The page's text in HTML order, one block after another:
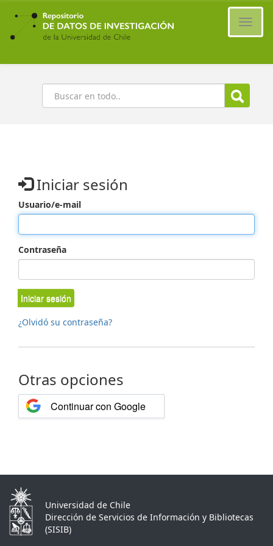
Ir
contenido
principal
Buscar
Iniciar sesión
Usuario/e-mail
Contraseña
Iniciar sesión
¿Olvidó su contraseña?
Otras opciones
Continuar con Google
Universidad de Chile
Dirección de Servicios de Información y Bibliotecas
(SISIB)